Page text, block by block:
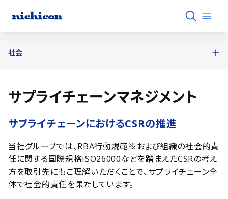
サプライチェーンマネジメント
サプライチェーンにおけるCSRの推進
当社グループでは、RBA行動規範※および組織の社会的責
任に関する国際規格ISO26000などを踏まえたCSRの考え
方を取引先にもご理解いただくことで、サプライチェーン全
体で社会的責任を果たしています。
社会